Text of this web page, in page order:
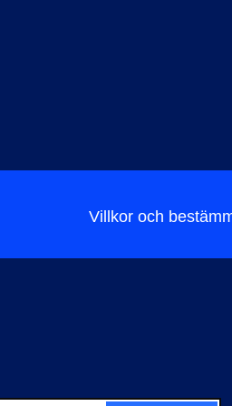
Villkor och